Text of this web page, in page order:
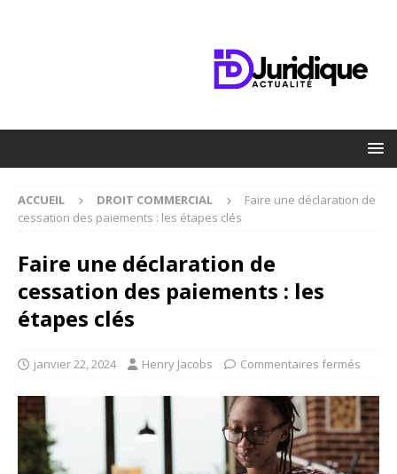
ACCUEIL DROIT COMMERCIAL
Faire une déclaration de
cessation des paiements : les étapes clés
Faire une déclaration de
cessation des paiements : les
étapes clés
janvier 22, 2024 Henry Jacobs Commentaires fermés